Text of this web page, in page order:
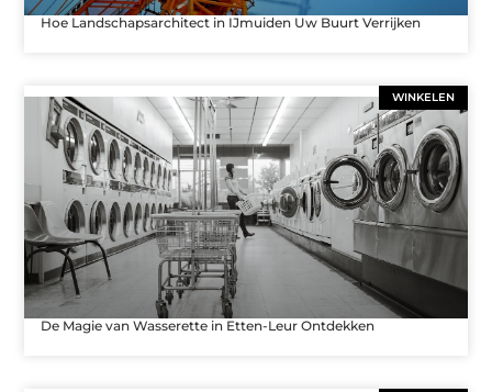
Hoe Landschapsarchitect in IJmuiden Uw Buurt Verrijken
WINKELEN
De Magie van Wasserette in Etten-Leur Ontdekken